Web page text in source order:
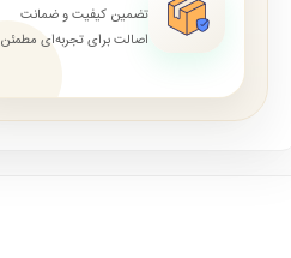
تضمین کیفیت و ضمانت
اصالت برای تجربه‌ای مطمئن